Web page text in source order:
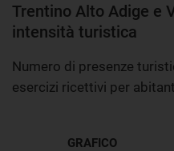
Trentino Alto Adige e
intensità turistica
Numero di presenze
esercizi ricettivi per
GRAFICO